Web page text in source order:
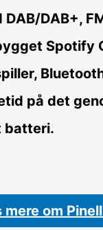
DAB/DAB+,
Spotify
på det
batteri.
mere om